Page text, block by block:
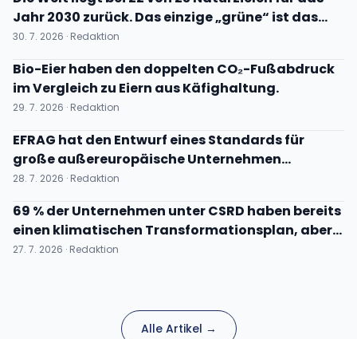
Jahr 2030 zurück. Das einzige „grüne“ ist das
klimatische.
30. 7. 2026 · Redaktion
Bio-Eier haben den doppelten CO₂-Fußabdruck
im Vergleich zu Eiern aus Käfighaltung.
29. 7. 2026 · Redaktion
EFRAG hat den Entwurf eines Standards für
große außereuropäische Unternehmen
veröffentlicht
28. 7. 2026 · Redaktion
69 % der Unternehmen unter CSRD haben bereits
einen klimatischen Transformationsplan, aber...
27. 7. 2026 · Redaktion
Alle Artikel →